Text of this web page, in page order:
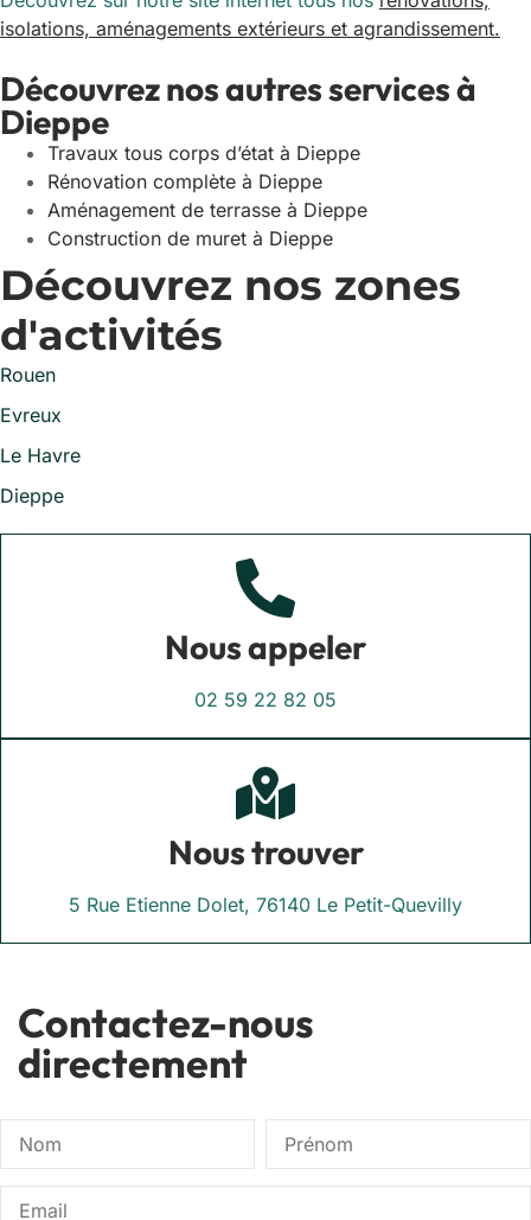
isolations, aménagements extérieurs et agrandissement.
Découvrez nos autres services à
Dieppe
Travaux tous corps d’état à Dieppe
Rénovation complète à Dieppe
Aménagement de terrasse à Dieppe
Construction de muret à Dieppe
Découvrez nos zones
d'activités
Rouen
Evreux
Le Havre
Dieppe
Nous appeler
02 59 22 82 05
Nous trouver
5 Rue Etienne Dolet, 76140 Le Petit-Quevilly
Contactez-nous
directement